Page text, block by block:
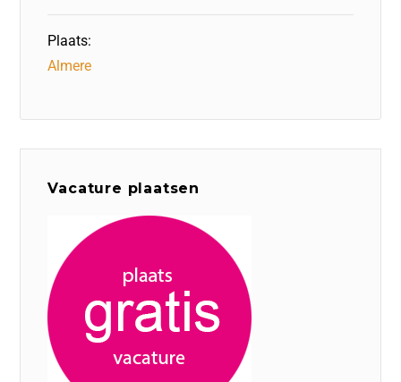
Plaats:
Almere
Vacature plaatsen